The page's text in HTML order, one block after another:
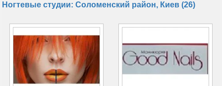
Ногтевые студии: Соломенский район, Киев (26)